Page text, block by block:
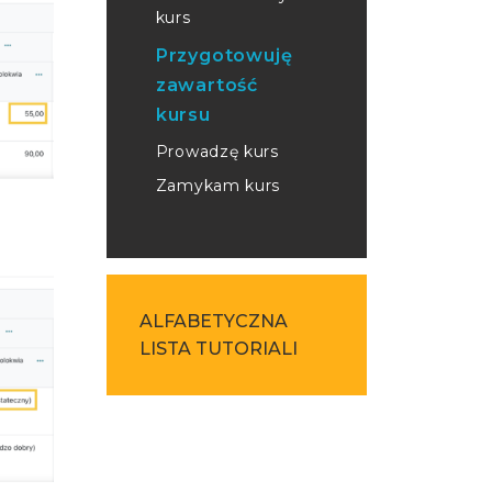
kurs
Przygotowuję
zawartość
kursu
Prowadzę kurs
Zamykam kurs
ALFABETYCZNA
LISTA TUTORIALI